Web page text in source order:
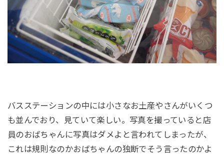
バスステーションの中には小さなお土産やさんがいくつ
も並んでおり、見ていて楽しい。写真を撮っていると店
員のおばちゃんに写真はダメよと言われてしまったが、
これは規則なのかおばちゃんの独断でそう言ったのかよ